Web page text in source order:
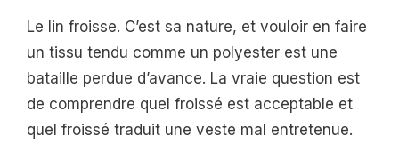
Le lin froisse. C’est sa nature, et vouloir en faire
un tissu tendu comme un polyester est une
bataille perdue d’avance. La vraie question est
de comprendre quel froissé est acceptable et
quel froissé traduit une veste mal entretenue.